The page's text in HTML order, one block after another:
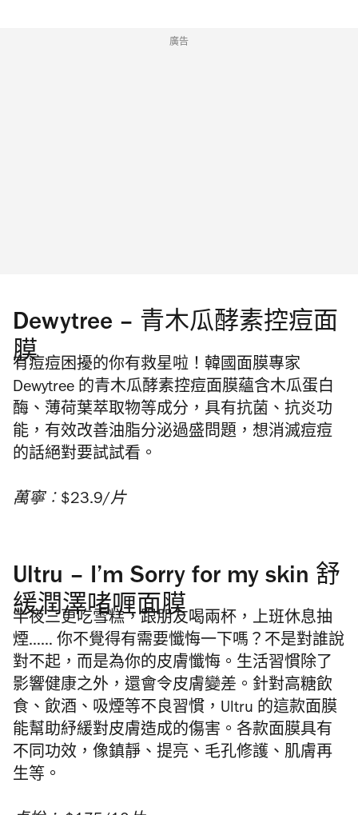
廣告
Dewytree – 青木瓜酵素控痘面
膜
有痘痘困擾的你有救星啦！韓國面膜專家
Dewytree 的青木瓜酵素控痘面膜蘊含木瓜蛋白
酶、薄荷葉萃取物等成分，具有抗菌、抗炎功
能，有效改善油脂分泌過盛問題，想消滅痘痘
的話絕對要試試看。
萬寧︰$23.9/片
Ultru – I’m Sorry for my skin 舒
緩潤澤啫喱面膜
半夜三更吃雪糕，跟朋友喝兩杯，上班休息抽
煙…… 你不覺得有需要懺悔一下嗎？不是對誰說
對不起，而是為你的皮膚懺悔。生活習慣除了
影響健康之外，還會令皮膚變差。針對高糖飲
食、飲酒、吸煙等不良習慣，Ultru 的這款面膜
能幫助紓緩對皮膚造成的傷害。各款面膜具有
不同功效，像鎮靜、提亮、毛孔修護、肌膚再
生等。